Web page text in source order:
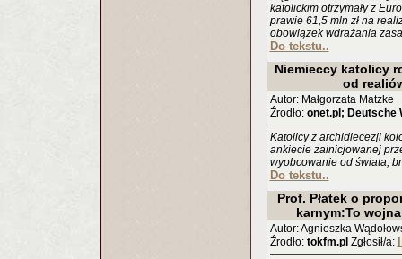
katolickim otrzymały z
prawie 61,5 mln zł na
obowiązek wdrażania
Do tekstu..
Niemieccy katolicy
od
Autor: Małgorzata Matzke
Źrodło: onet.pl; Deutsche
Katolicy z archidiecezji
ankiecie zainicjowanej
wyobcowanie od świata,
Do tekstu..
Prof. Płatek o
karnym:To
Autor: Agnieszka
Źrodło: tokfm.pl Zgłosił/a: